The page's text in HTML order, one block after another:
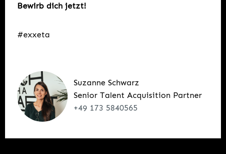
Bewirb dich jetzt!
#exxeta
Suzanne Schwarz
Senior Talent Acquisition Partner
+49 173 5840565